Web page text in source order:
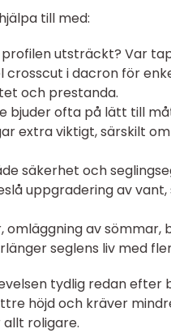
till med:
profilen utsträckt? Var
i dacron för
och prestanda.
bjuder ofta på lätt till
extra viktigt, särskilt
säkerhet och
uppgradering av
omläggning av
seglens liv med
tydlig redan efter
höjd och kräver
roligare.